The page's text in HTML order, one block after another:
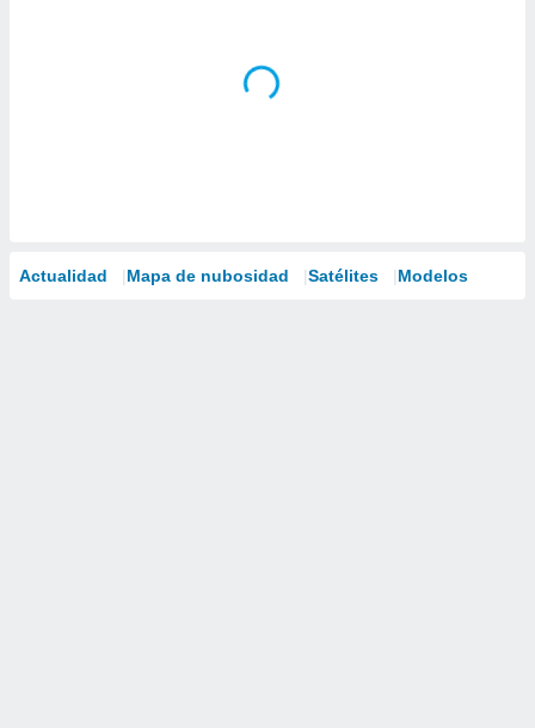
Actualidad Mapa de nubosidad Satélites Modelos